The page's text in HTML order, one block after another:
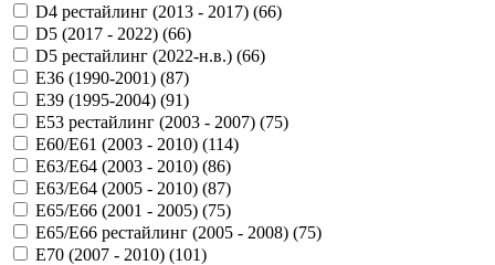
D4 рестайлинг (2013 - 2017) (66)
D5 (2017 - 2022) (66)
D5 рестайлинг (2022-н.в.) (66)
E36 (1990-2001) (87)
E39 (1995-2004) (91)
E53 рестайлинг (2003 - 2007) (75)
E60/E61 (2003 - 2010) (114)
E63/E64 (2003 - 2010) (86)
E63/E64 (2005 - 2010) (87)
E65/E66 (2001 - 2005) (75)
E65/E66 рестайлинг (2005 - 2008) (75)
E70 (2007 - 2010) (101)